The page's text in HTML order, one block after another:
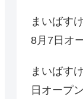
まいばす
8月7日オ
まいばす
日オープ